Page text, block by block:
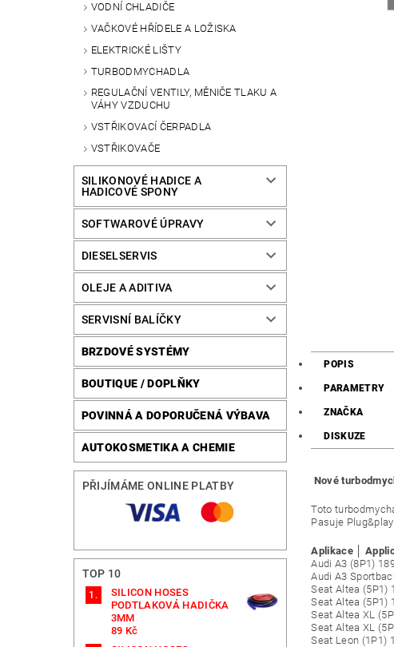
VODNÍ CHLADIČE
VAČKOVÉ HŘÍDELE A LOŽISKA
ELEKTRICKÉ LIŠTY
TURBODMYCHADLA
REGULAČNÍ VENTILY, MĚNIČE TLAKU A
VÁHY VZDUCHU
VSTŘIKOVACÍ ČERPADLA
VSTŘIKOVAČE
SILIKONOVÉ HADICE A
HADICOVÉ SPONY
SOFTWAROVÉ ÚPRAVY
DIESELSERVIS
OLEJE A ADITIVA
SERVISNÍ BALÍČKY
BRZDOVÉ SYSTÉMY
BOUTIQUE / DOPLŇKY
POVINNÁ A DOPORUČENÁ VÝBAVA
AUTOKOSMETIKA A CHEMIE
PŘIJÍMÁME ONLINE PLATBY
TOP 10
SILICON HOSES
PODTLAKOVÁ HADIČKA
3MM
89 Kč
POPIS
PARAMETRY
ZNAČKA
DISKUZE
Nové
Toto
Pasuje Plug&play
Aplikace │
Audi A3 (8P1)
Audi A3
Seat Altea (5P1)
Seat Altea (5P1)
Seat Altea XL
Seat Altea XL
Seat Leon (1P1)